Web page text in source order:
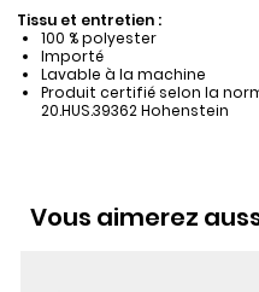
Tissu et entretien :
100 % polyester
Importé
Lavable à la machine
Produit certifié selon la norme
20.HUS.39362 Hohenstein
Vous aimerez